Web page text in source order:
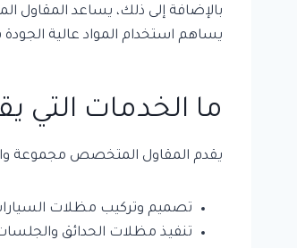
بالإضافة إلى ذلك، يساعد المقاول
يساهم استخدام المواد عالية
ما الخدمات التي
يقدم المقاول المتخصص مجموعة
تصميم وتركيب مظلات
تنفيذ مظلات الحدائق